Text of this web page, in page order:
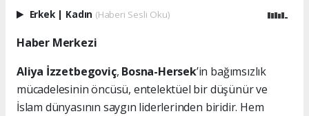
Erkek | Kadın (Haberi Sesli Oku)
Haber Merkezi
Aliya İzzetbegoviç, Bosna-Hersek’in bağımsızlık
mücadelesinin öncüsü, entelektüel bir düşünür ve
İslam dünyasının saygın liderlerinden biridir. Hem